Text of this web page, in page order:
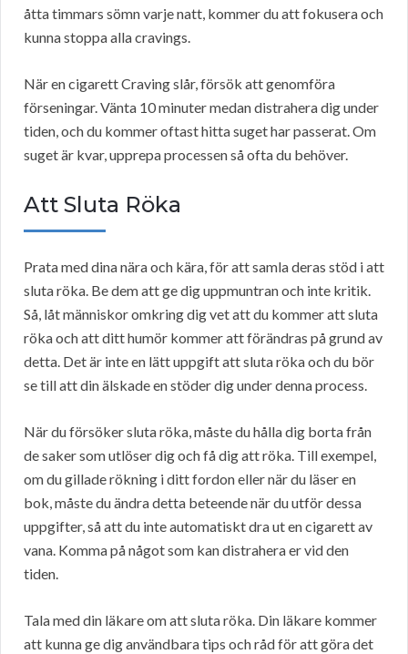
åtta timmars sömn varje natt, kommer du att fokusera och
kunna stoppa alla cravings.
När en cigarett Craving slår, försök att genomföra
förseningar. Vänta 10 minuter medan distrahera dig under
tiden, och du kommer oftast hitta suget har passerat. Om
suget är kvar, upprepa processen så ofta du behöver.
Att Sluta Röka
Prata med dina nära och kära, för att samla deras stöd i att
sluta röka. Be dem att ge dig uppmuntran och inte kritik.
Så, låt människor omkring dig vet att du kommer att sluta
röka och att ditt humör kommer att förändras på grund av
detta. Det är inte en lätt uppgift att sluta röka och du bör
se till att din älskade en stöder dig under denna process.
När du försöker sluta röka, måste du hålla dig borta från
de saker som utlöser dig och få dig att röka. Till exempel,
om du gillade rökning i ditt fordon eller när du läser en
bok, måste du ändra detta beteende när du utför dessa
uppgifter, så att du inte automatiskt dra ut en cigarett av
vana. Komma på något som kan distrahera er vid den
tiden.
Tala med din läkare om att sluta röka. Din läkare kommer
att kunna ge dig användbara tips och råd för att göra det